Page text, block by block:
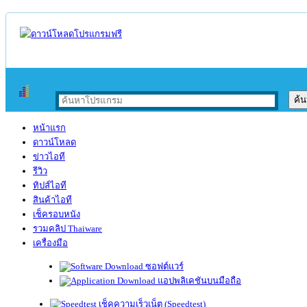
หน้าแรก
ดาวน์โหลด
ข่าวไอที
รีวิว
ทิปส์ไอที
สินค้าไอที
เช็ครอบหนัง
รวมคลิป Thaiware
เครื่องมือ
ซอฟต์แวร์
แอปพลิเคชันบนมือถือ
เช็คความเร็วเน็ต (Speedtest)